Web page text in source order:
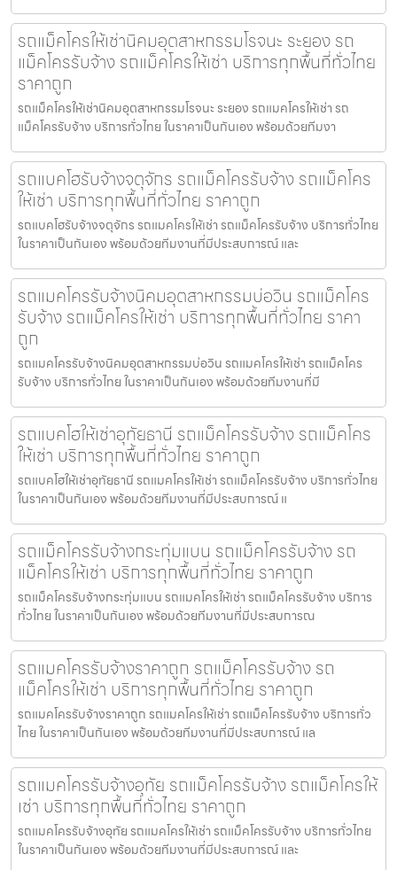
รถแม็คโครให้เช่านิคมอุตสาหกรรมโรจนะ ระยอง รถ
แม็คโครรับจ้าง รถแม็คโครให้เช่า บริการทุกพื้นที่ทั่วไทย
ราคาถูก
รถแม็คโครให้เช่านิคมอุตสาหกรรมโรจนะ ระยอง รถแมคโครให้เช่า รถ
แม็คโครรับจ้าง บริการทั่วไทย ในราคาเป็นกันเอง พร้อมด้วยทีมงา
รถแบคโฮรับจ้างจตุจักร รถแม็คโครรับจ้าง รถแม็คโคร
ให้เช่า บริการทุกพื้นที่ทั่วไทย ราคาถูก
รถแบคโฮรับจ้างจตุจักร รถแมคโครให้เช่า รถแม็คโครรับจ้าง บริการทั่วไทย
ในราคาเป็นกันเอง พร้อมด้วยทีมงานที่มีประสบการณ์ และ
รถแมคโครรับจ้างนิคมอุตสาหกรรมบ่อวิน รถแม็คโคร
รับจ้าง รถแม็คโครให้เช่า บริการทุกพื้นที่ทั่วไทย ราคา
ถูก
รถแมคโครรับจ้างนิคมอุตสาหกรรมบ่อวิน รถแมคโครให้เช่า รถแม็คโคร
รับจ้าง บริการทั่วไทย ในราคาเป็นกันเอง พร้อมด้วยทีมงานที่มี
รถแบคโฮให้เช่าอุทัยธานี รถแม็คโครรับจ้าง รถแม็คโคร
ให้เช่า บริการทุกพื้นที่ทั่วไทย ราคาถูก
รถแบคโฮให้เช่าอุทัยธานี รถแมคโครให้เช่า รถแม็คโครรับจ้าง บริการทั่วไทย
ในราคาเป็นกันเอง พร้อมด้วยทีมงานที่มีประสบการณ์ แ
รถแม็คโครรับจ้างกระทุ่มแบน รถแม็คโครรับจ้าง รถ
แม็คโครให้เช่า บริการทุกพื้นที่ทั่วไทย ราคาถูก
รถแม็คโครรับจ้างกระทุ่มแบน รถแมคโครให้เช่า รถแม็คโครรับจ้าง บริการ
ทั่วไทย ในราคาเป็นกันเอง พร้อมด้วยทีมงานที่มีประสบการณ
รถแมคโครรับจ้างราคาถูก รถแม็คโครรับจ้าง รถ
แม็คโครให้เช่า บริการทุกพื้นที่ทั่วไทย ราคาถูก
รถแมคโครรับจ้างราคาถูก รถแมคโครให้เช่า รถแม็คโครรับจ้าง บริการทั่ว
ไทย ในราคาเป็นกันเอง พร้อมด้วยทีมงานที่มีประสบการณ์ แล
รถแมคโครรับจ้างอุทัย รถแม็คโครรับจ้าง รถแม็คโครให้
เช่า บริการทุกพื้นที่ทั่วไทย ราคาถูก
รถแมคโครรับจ้างอุทัย รถแมคโครให้เช่า รถแม็คโครรับจ้าง บริการทั่วไทย
ในราคาเป็นกันเอง พร้อมด้วยทีมงานที่มีประสบการณ์ และ